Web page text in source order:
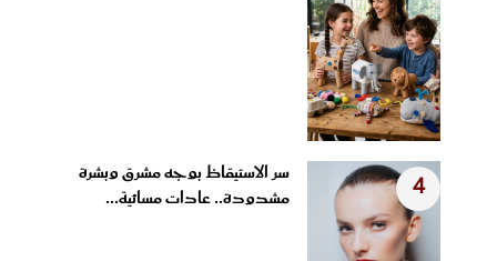
4
سر الاستيقاظ بوجه مشرق وبشرة
مشدودة.. عادات مسائية...